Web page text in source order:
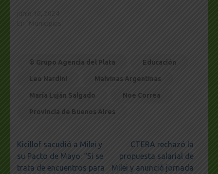
© Grupo Agencia del Plata Educación
Leo Nardini Malvinas Argentinas
María Luján Salgado Noe Correa
Provincia de Buenos Aires
Navegación
de
entradas
Kicillof sacudió a Milei y
su Pacto de Mayo: “Si se
trata de encuentros para
CTERA rechazó la
propuesta salarial de
Milei y anunció jornada